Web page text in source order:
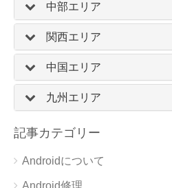
中部エリア
関西エリア
中国エリア
九州エリア
記事カテゴリー
Androidについて
Android修理